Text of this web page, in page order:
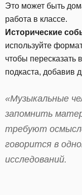
Это может быть
работа в классе.
Исторические
используйте
чтобы пересказать
подкаста, добавив
«Музыкальные
запомнить
требуют
говорится в
исследований.